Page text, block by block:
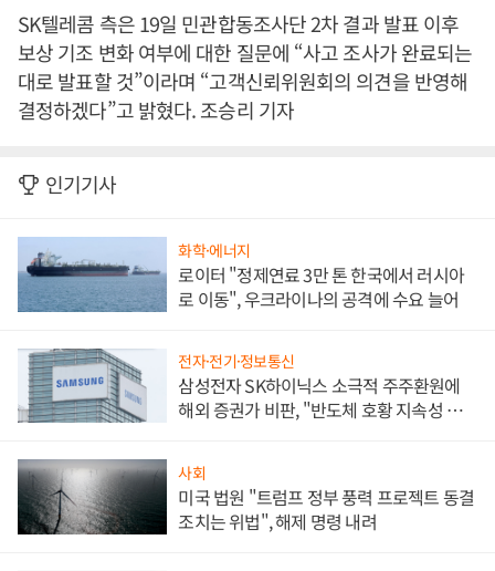
SK텔레콤 측은 19일 민관합동조사단 2차 결과 발표 이후
보상 기조 변화 여부에 대한 질문에 “사고 조사가 완료되는
대로 발표할 것”이라며 “고객신뢰위원회의 의견을 반영해
결정하겠다”고 밝혔다. 조승리 기자
인기기사
화학·에너지
로이터 "정제연료 3만 톤 한국에서 러시아
로 이동", 우크라이나의 공격에 수요 늘어
전자·전기·정보통신
삼성전자 SK하이닉스 소극적 주주환원에
해외 증권가 비판, "반도체 호황 지속성 의
사회
미국 법원 "트럼프 정부 풍력 프로젝트 동결
조치는 위법", 해제 명령 내려